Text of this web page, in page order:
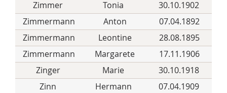
Zimmer
Tonia
30.10.1902
Zimmermann
Anton
07.04.1892
Zimmermann
Leontine
28.08.1895
Zimmermann
Margarete
17.11.1906
Zinger
Marie
30.10.1918
Zinn
Hermann
07.04.1909